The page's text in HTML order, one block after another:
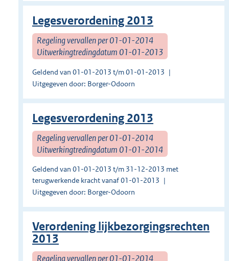
Legesverordening 2013
Regeling vervallen per 01-01-2014
Uitwerkingtredingdatum 01-01-2013
Geldend van 01-01-2013 t/m 01-01-2013
Uitgegeven door: Borger-Odoorn
Legesverordening 2013
Regeling vervallen per 01-01-2014
Uitwerkingtredingdatum 01-01-2014
Geldend van 01-01-2013 t/m 31-12-2013 met
terugwerkende kracht vanaf 01-01-2013
Uitgegeven door: Borger-Odoorn
Verordening lijkbezorgingsrechten
2013
Regeling vervallen per 01-01-2014